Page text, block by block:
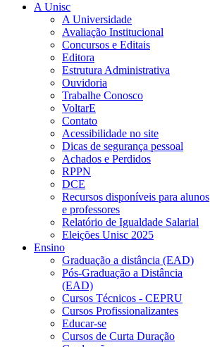
A Unisc
A Universidade
Avaliação Institucional
Concursos e Editais
Editora
Estrutura Administrativa
Ouvidoria
Trabalhe Conosco
VoltarE
Contato
Acessibilidade no site
Dicas de segurança pessoal
Achados e Perdidos
RPPN
DCE
Recursos disponíveis para alunos
e professores
Relatório de Igualdade Salarial
Eleições Unisc 2025
Ensino
Graduação a distância (EAD)
Pós-Graduação a Distância
(EAD)
Cursos Técnicos - CEPRU
Cursos Profissionalizantes
Educar-se
Cursos de Curta Duração